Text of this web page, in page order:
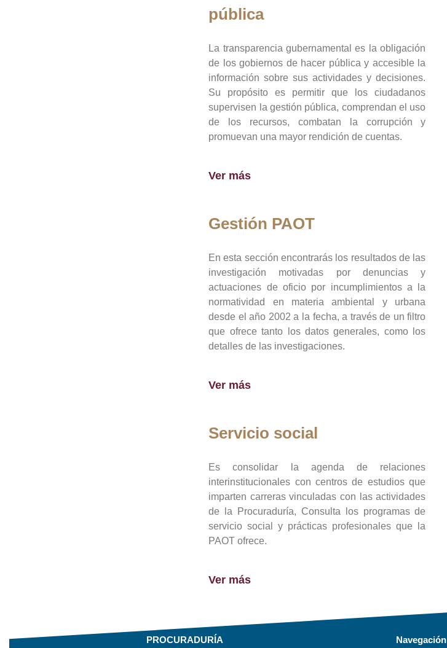
pública
La transparencia gubernamental es la obligación
de los gobiernos de hacer pública y accesible la
información sobre sus actividades y decisiones.
Su propósito es permitir que los ciudadanos
supervisen la gestión pública, comprendan el uso
de los recursos, combatan la corrupción y
promuevan una mayor rendición de cuentas.
Ver más
Gestión PAOT
En esta sección encontrarás los resultados de las
investigación motivadas por denuncias y
actuaciones de oficio por incumplimientos a la
normatividad en materia ambiental y urbana
desde el año 2002 a la fecha, a través de un filtro
que ofrece tanto los datos generales, como los
detalles de las investigaciones.
Ver más
Servicio social
Es consolidar la agenda de relaciones
interinstitucionales con centros de estudios que
imparten carreras vinculadas con las actividades
de la Procuraduría, Consulta los programas de
servicio social y prácticas profesionales que la
PAOT ofrece.
Ver más
PROCURADURÍA Navegación